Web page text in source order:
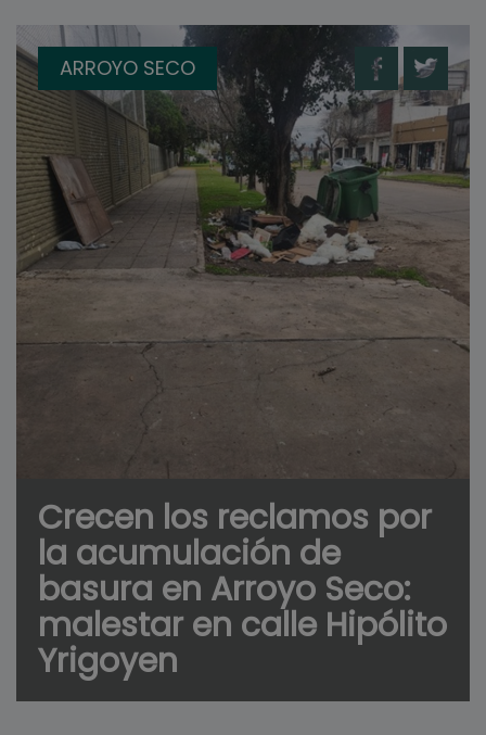
ARROYO SECO
Crecen los reclamos por
la acumulación de
basura en Arroyo Seco:
malestar en calle Hipólito
Yrigoyen